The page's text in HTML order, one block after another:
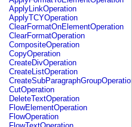
fl.managers
fl.motion
fl.motion.easing
fl.rsl
fl.text
fl.transitions
fl.transitions.easing
fl.video
flash.accessibility
flash.concurrent
flash.crypto
flash.data
flash.desktop
flash.display
ApplyLinkOperation
ApplyTCYOperation
ClearFormatOnElementOperation
ClearFormatOperation
CompositeOperation
CopyOperation
CreateDivOperation
CreateListOperation
CreateSubParagraphGroupOperation
CutOperation
DeleteTextOperation
FlowElementOperation
FlowOperation